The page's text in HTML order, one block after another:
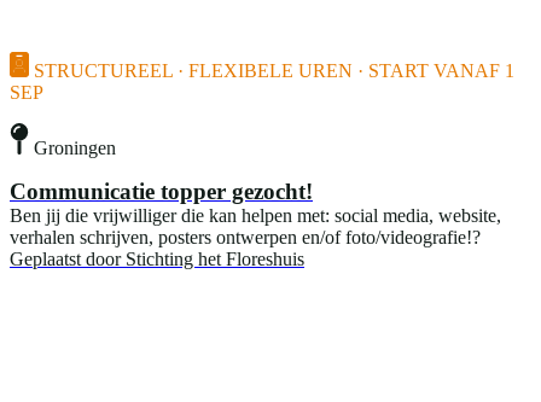
STRUCTUREEL · FLEXIBELE UREN · START VANAF 1
SEP
Groningen
Communicatie topper gezocht!
Ben jij die vrijwilliger die kan helpen met: social media, website,
verhalen schrijven, posters ontwerpen en/of foto/videografie!?
Geplaatst door Stichting het Floreshuis